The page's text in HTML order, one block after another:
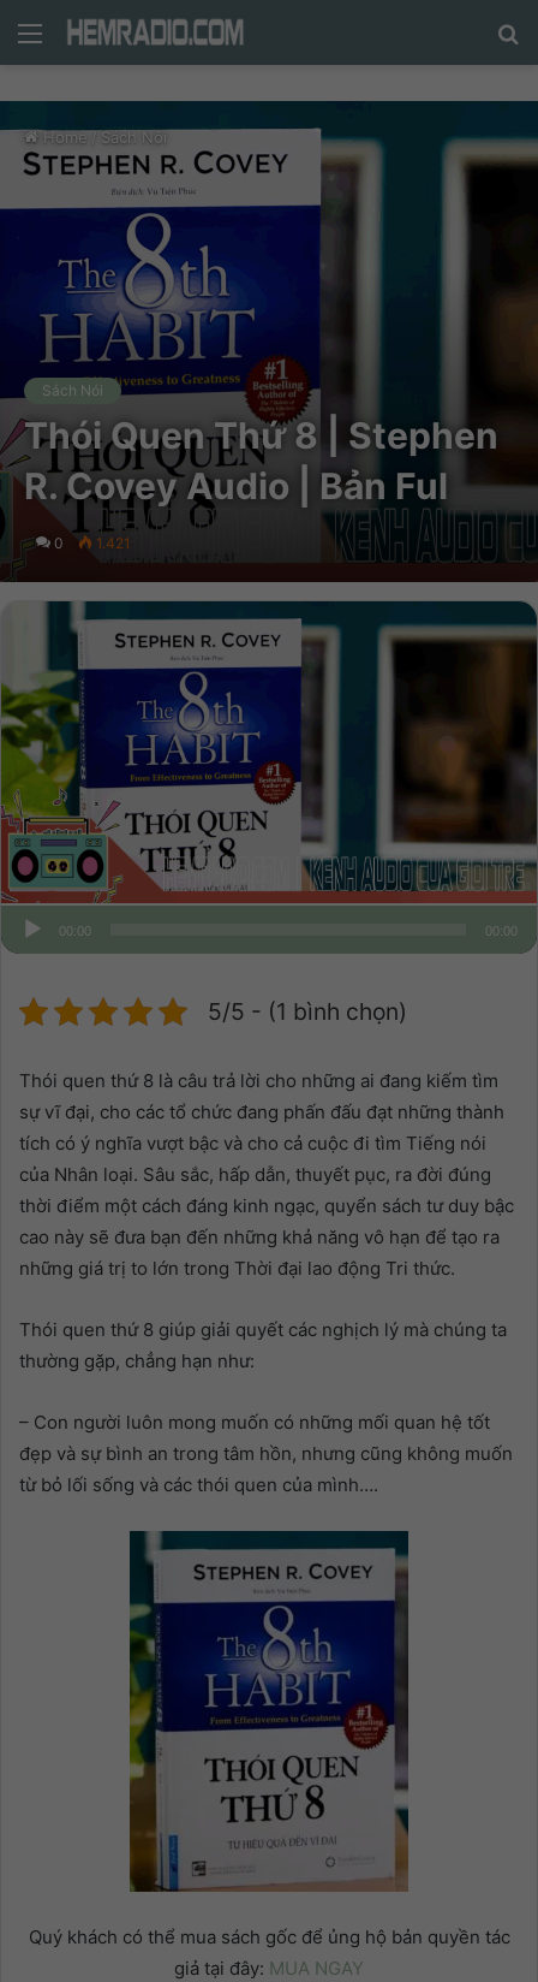
Menu
Home / Sách Nói
Sách Nói
Thói Quen Thứ 8 | Stephen
R. Covey Audio | Bản Ful
0 1.421
00:00 00:00
5/5 - (1 bình chọn)
Thói quen thứ 8 là câu trả lời cho những ai đang kiếm tìm
sự vĩ đại, cho các tổ chức đang phấn đấu đạt những thành
tích có ý nghĩa vượt bậc và cho cả cuộc đi tìm Tiếng nói
của Nhân loại. Sâu sắc, hấp dẫn, thuyết pục, ra đời đúng
thời điểm một cách đáng kinh ngạc, quyển sách tư duy bậc
cao này sẽ đưa bạn đến những khả năng vô hạn để tạo ra
những giá trị to lớn trong Thời đại lao động Tri thức.
Thói quen thứ 8 giúp giải quyết các nghịch lý mà chúng ta
thường gặp, chẳng hạn như:
– Con người luôn mong muốn có những mối quan hệ tốt
đẹp và sự bình an trong tâm hồn, nhưng cũng không muốn
từ bỏ lối sống và các thói quen của mình….
Quý khách có thể mua sách gốc để ủng hộ bản quyền tác
giả tại đây: MUA NGAY